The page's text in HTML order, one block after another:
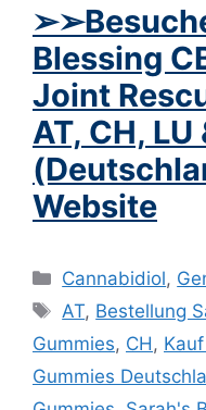
➢
Blessing
Joint
AT, CH, LU
Website
Categories
Cannabidiol,
Tags
AT, Bestellung
Gummies, CH ,
Gummies